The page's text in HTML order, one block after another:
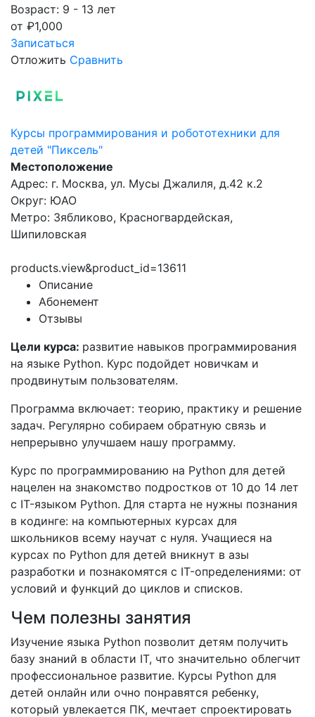
Возраст: 9 - 13 лет
от ₽1,000
Записаться
Отложить Сравнить
Курсы программирования и робототехники для
детей "Пиксель"
Местоположение
Адрес: г. Москва, ул. Мусы Джалиля, д.42 к.2
Округ: ЮАО
Метро: Зябликово, Красногвардейская,
Шипиловская
products.view&product_id=13611
Описание
Абонемент
Отзывы
Цели курса: развитие навыков программирования
на языке Python. Курс подойдет новичкам и
продвинутым пользователям.
Программа включает: теорию, практику и решение
задач. Регулярно собираем обратную связь и
непрерывно улучшаем нашу программу.
Курс по программированию на Python для детей
нацелен на знакомство подростков от 10 до 14 лет
с IT-языком Python. Для старта не нужны познания
в кодинге: на компьютерных курсах для
школьников всему научат с нуля. Учащиеся на
курсах по Python для детей вникнут в азы
разработки и познакомятся с IT-определениями: от
условий и функций до циклов и списков.
Чем полезны занятия
Изучение языка Python позволит детям получить
базу знаний в области IT, что значительно облегчит
профессиональное развитие. Курсы Python для
детей онлайн или очно понравятся ребенку,
который увлекается ПК, мечтает спроектировать